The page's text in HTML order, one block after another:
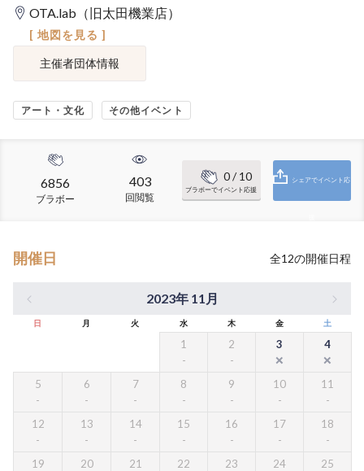
OTA.lab（旧太田機業店）
[ 地図を見る ]
主催者団体情報
アート・文化 その他イベント
6856
ブラボー
403
回閲覧
0/ 10
ブラボーでイベント応援
シェアでイベント応
開催日 全12の開催日程
2023年 11月
日 月 火 水 木 金 土
1 2 3 4
5 6 7 8 9 10 11
12 13 14 15 16 17 18
19 20 21 22 23 24 25